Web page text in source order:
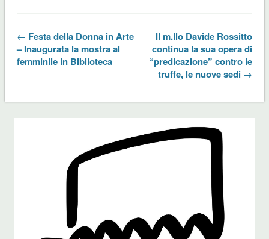
← Festa della Donna in Arte
– Inaugurata la mostra al
femminile in Biblioteca
Il m.llo Davide Rossitto
continua la sua opera di
“predicazione” contro le
truffe, le nuove sedi →